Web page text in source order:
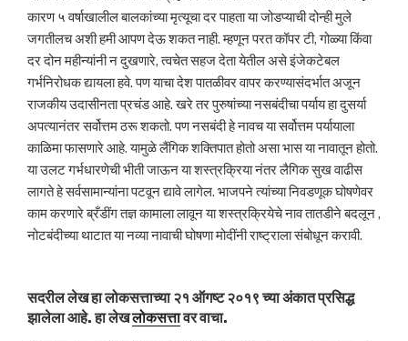
कारण ५ वर्षाखालील बालकांच्या मृत्यूचा दर पाहता या जोडप्याची दोन्ही मुले
जगतीलच अशी हमी आपण देऊ शकत नाही. म्हणून परत कॉपर टी, गोळ्या किंवा
दर दोन महीन्यांनी न दुखणारे, त्वचेत सहज देता येतील असे इंजेकटेबल
गर्भनिरोधक द्यायला हवे. पण याचा देश पातळीवर वापर करण्यासंदर्भात अजून
राजकीय उदासीनता प्रचंड आहे. खरे तर पुरुषांच्या नसबंदीचा पर्याय हा दुसर्या
अपत्यानंतर सर्वोत्तम ठरू शकतो. पण नसबंदी हे नावच या सर्वोत्तम पर्यायाला
काळिमा फासणारे आहे. यामुळे लैंगिक शक्तिपात होतो असा भास या नावातून होतो.
या उलट गर्भधारणेची भीती जाऊन या शस्त्रक्रिया नंतर लैगिक सुख वाढीस
लागते हे सर्वसामान्यांना पटवून द्यावे लागेल. भाजपने त्यांच्या निवडणूक घोषणेवर
काम करणारे ब्रँडींग तज्ञ कामाला लावून या शस्त्रक्रियेचे नाव तातडीने बदलून ,
नोटबंदीच्या थाटात या नव्या नावाची घोषणा मोदींनी राष्ट्राला संबोधून करावी.
सदरील लेख हा लोकसत्ताच्या २१ ऑगष्ट २०१९ च्या अंकात प्रसिद्ध
झालेला आहे. हा लेखलोकसत्तावर वाचा.